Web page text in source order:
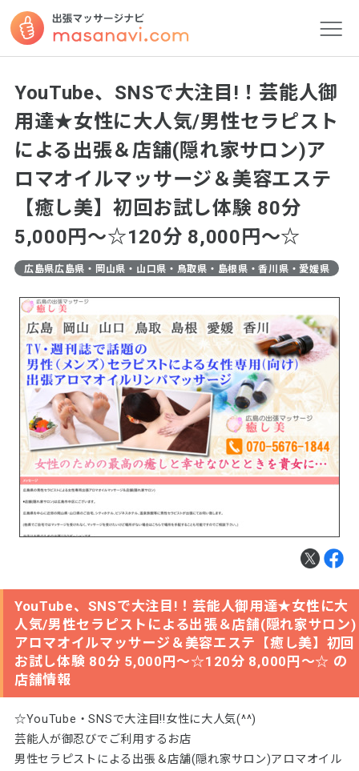
YouTube、SNSで大注目!！芸能人御
用達★女性に大人気/男性セラピスト
による出張＆店舗(隠れ家サロン)ア
ロマオイルマッサージ＆美容エステ
【癒し美】初回お試し体験 80分
5,000円～☆120分 8,000円～☆
広島県広島県・岡山県・山口県・鳥取県・島根県・香川県・愛媛県
YouTube、SNSで大注目!！芸能人御用達★女性に大
人気/男性セラピストによる出張＆店舗(隠れ家サロン)
アロマオイルマッサージ＆美容エステ【癒し美】初回
お試し体験 80分 5,000円～☆120分 8,000円～☆ の
店舗情報
☆YouTube・SNSで大注目!!女性に大人気(^^)
芸能人が御忍びでご利用するお店
男性セラピストによる出張＆店舗(隠れ家サロン)アロマオイル